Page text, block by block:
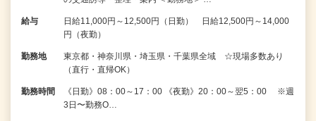
給与
日給11,000円～12,500円（日勤） 日給12,500円～14,000
円（夜勤）
勤務地
東京都・神奈川県・埼玉県・千葉県全域 ☆現場多数あり
（直行・直帰OK）
勤務時間
《日勤》08：00～17：00 《夜勤》20：00～翌5：00 ※週
3日〜勤務O…